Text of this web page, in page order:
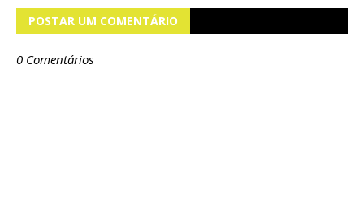
POSTAR UM COMENTÁRIO
0 Comentários